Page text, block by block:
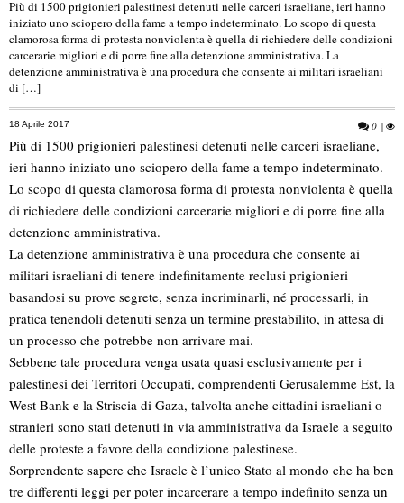
Più di 1500 prigionieri palestinesi detenuti nelle carceri israeliane, ieri hanno
iniziato uno sciopero della fame a tempo indeterminato. Lo scopo di questa
clamorosa forma di protesta nonviolenta è quella di richiedere delle condizioni
carcerarie migliori e di porre fine alla detenzione amministrativa. La
detenzione amministrativa è una procedura che consente ai militari israeliani
di […]
18 Aprile 2017 0 |
Più di 1500 prigionieri palestinesi detenuti nelle carceri israeliane,
ieri hanno iniziato uno sciopero della fame a tempo indeterminato.
Lo scopo di questa clamorosa forma di protesta nonviolenta è quella
di richiedere delle condizioni carcerarie migliori e di porre fine alla
detenzione amministrativa.
La detenzione amministrativa è una procedura che consente ai
militari israeliani di tenere indefinitamente reclusi prigionieri
basandosi su prove segrete, senza incriminarli, né processarli, in
pratica tenendoli detenuti senza un termine prestabilito, in attesa di
un processo che potrebbe non arrivare mai.
Sebbene tale procedura venga usata quasi esclusivamente per i
palestinesi dei Territori Occupati, comprendenti Gerusalemme Est, la
West Bank e la Striscia di Gaza, talvolta anche cittadini israeliani o
stranieri sono stati detenuti in via amministrativa da Israele a seguito
delle proteste a favore della condizione palestinese.
Sorprendente sapere che Israele è l’unico Stato al mondo che ha ben
tre differenti leggi per poter incarcerare a tempo indefinito senza un